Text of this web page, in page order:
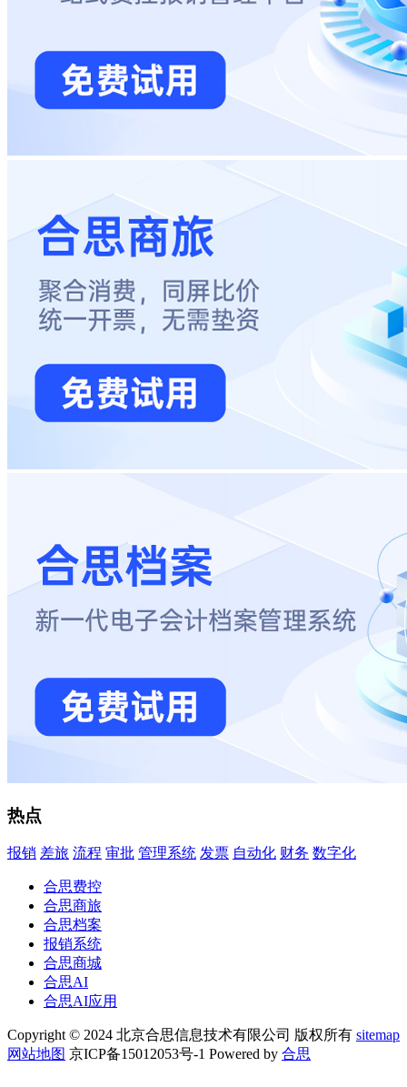
热点
报销 差旅 流程 审批 管理系统 发票 自动化 财务 数字化
合思费控
合思商旅
合思档案
报销系统
合思商城
合思AI
合思AI应用
Copyright © 2024 北京合思信息技术有限公司 版权所有 sitemap
网站地图 京ICP备15012053号-1 Powered by 合思